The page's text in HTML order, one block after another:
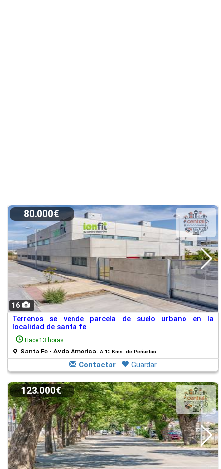
16
80.000€
Terrenos se vende parcela de suelo urbano en la
localidad de santa fe
Hace 13 horas
Santa Fe - Avda America. A 12 Kms. de Peñuelas
Contactar Guardar
123.000€